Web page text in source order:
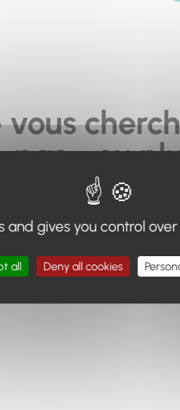
pas... ou
en haut de page, ou
Retour à l'accueil
and gives you control
all Deny all cookies